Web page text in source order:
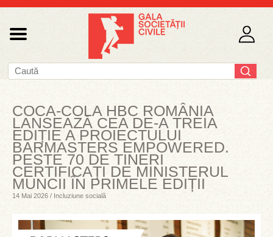
COCA-COLA HBC ROMÂNIA
LANSEAZĂ CEA DE-A TREIA
EDIȚIE A PROIECTULUI
BARMASTERS EMPOWERED.
PESTE 70 DE TINERI
CERTIFICAȚI DE MINISTERUL
MUNCII ÎN PRIMELE EDIȚII
14 Mai 2026 / Incluziune socială